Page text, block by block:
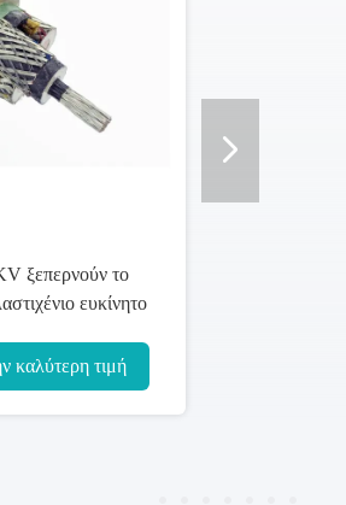
ξεπερνούν το
ευκίνητο
εξοπλισμό
καλύτερη τιμή